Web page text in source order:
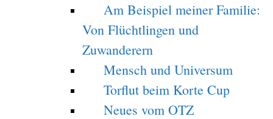
Am Beispiel meiner Familie:
Von Flüchtlingen und
Zuwanderern
Mensch und Universum
Torflut beim Korte Cup
Neues vom OTZ